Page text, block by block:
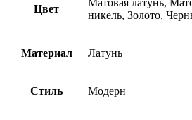
Цвет
никель, Золото,
Материал Латунь
Стиль Модерн